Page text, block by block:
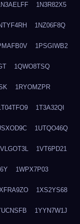
1N3R82X5
1NZ06F8Q
1PSGIWB2
1QWO8TSQ
1RYOMZPR
1T3A32QI
1UTQO46Q
1VT6PD21
1WPX7P03
1XS2YS68
1YYN7W1J